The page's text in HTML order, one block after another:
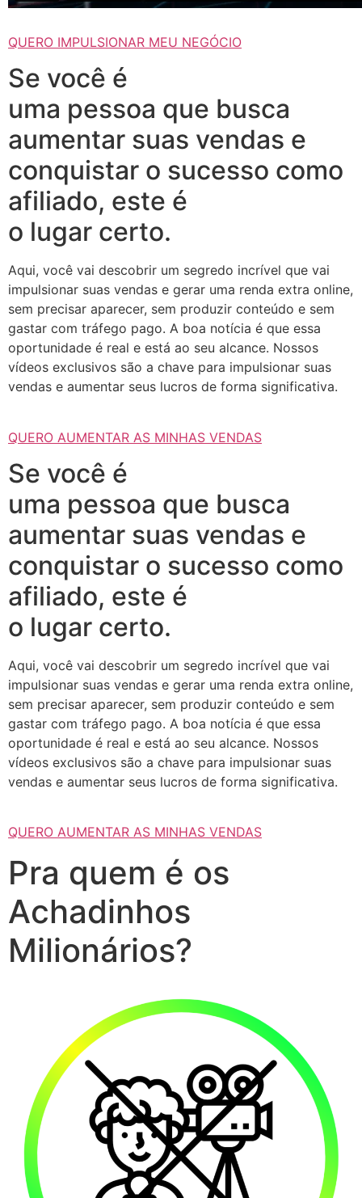
QUERO IMPULSIONAR MEU NEGÓCIO
Se você é
uma pessoa que busca
aumentar suas vendas e
conquistar o sucesso como
afiliado, este é
o lugar certo.
Aqui, você vai descobrir um segredo incrível que vai
impulsionar suas vendas e gerar uma renda extra online,
sem precisar aparecer, sem produzir conteúdo e sem
gastar com tráfego pago. A boa notícia é que essa
oportunidade é real e está ao seu alcance. Nossos
vídeos exclusivos são a chave para impulsionar suas
vendas e aumentar seus lucros de forma significativa.
QUERO AUMENTAR AS MINHAS VENDAS
Se você é
uma pessoa que busca
aumentar suas vendas e
conquistar o sucesso como
afiliado, este é
o lugar certo.
Aqui, você vai descobrir um segredo incrível que vai
impulsionar suas vendas e gerar uma renda extra online,
sem precisar aparecer, sem produzir conteúdo e sem
gastar com tráfego pago. A boa notícia é que essa
oportunidade é real e está ao seu alcance. Nossos
vídeos exclusivos são a chave para impulsionar suas
vendas e aumentar seus lucros de forma significativa.
QUERO AUMENTAR AS MINHAS VENDAS
Pra quem é os
Achadinhos
Milionários?